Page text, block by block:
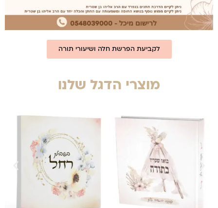
לקביעת הפרשת חלה ושיעורי תורה
מוצרי הדגל שלנו